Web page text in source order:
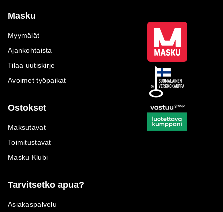
Masku
Myymälät
Ajankohtaista
Tilaa uutiskirje
Avoimet työpaikat
Ostokset
Maksutavat
Toimitustavat
Masku Klubi
Tarvitsetko apua?
Asiakaspalvelu